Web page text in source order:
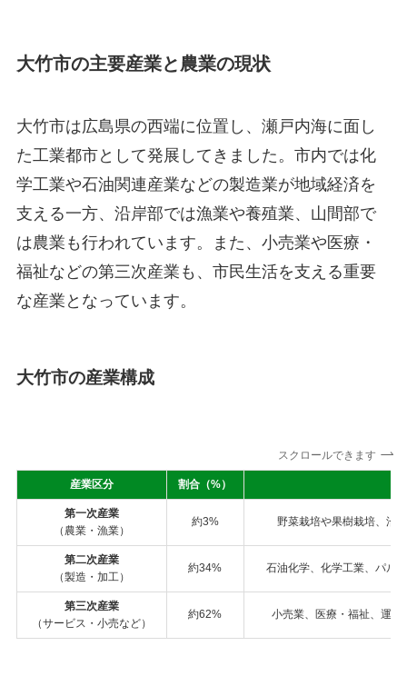
大竹市の主要産業と農業の現状
大竹市は広島県の西端に位置し、瀬戸内海に面し
た工業都市として発展してきました。市内では化
学工業や石油関連産業などの製造業が地域経済を
支える一方、沿岸部では漁業や養殖業、山間部で
は農業も行われています。また、小売業や医療・
福祉などの第三次産業も、市民生活を支える重要
な産業となっています。
大竹市の産業構成
スクロールできます
産業区分 割合（%）
第一次産業
（農業・漁業）
約3% 野菜栽培や果樹栽培、沿
第二次産業
（製造・加工）
約34% 石油化学、化学工業、パル
第三次産業
（サービス・小売など）
約62% 小売業、医療・福祉、運